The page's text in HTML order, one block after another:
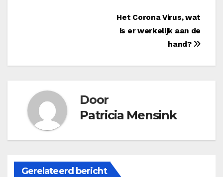
Het Corona Virus, wat
is er werkelijk aan de
hand?
Door
Patricia Mensink
Gerelateerd bericht